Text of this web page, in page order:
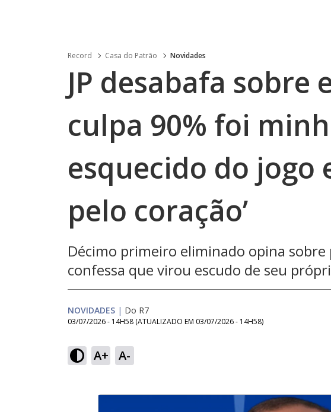
Record Casa do Patrão Novidades
JP desabafa sobre
culpa 90% foi
esquecido do jogo
pelo coração’
Décimo primeiro eliminado opina sobre
confessa que virou escudo de seu
NOVIDADES | Do R7
03/07/2026 - 14H58 (ATUALIZADO EM 03/07/2026 - 14H58)
A+ A-